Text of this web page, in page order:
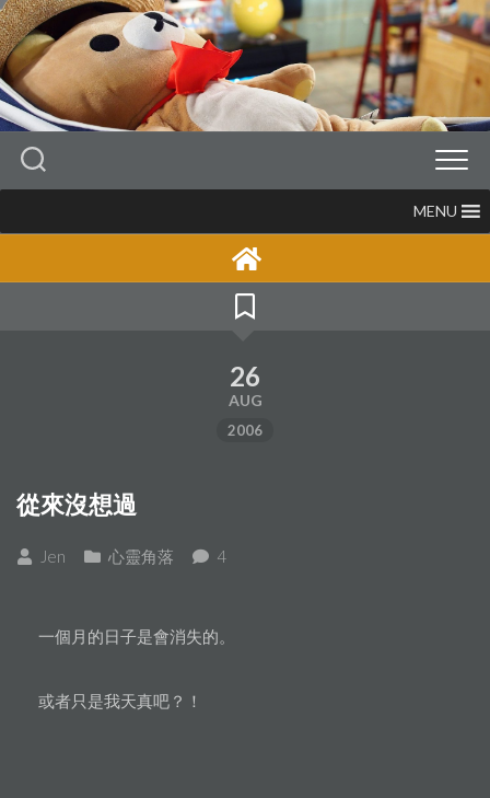
Skip
to
content
MENU
26
AUG
2006
從來沒想過
Jen 心靈角落 4
一個月的日子是會消失的。
或者只是我天真吧？！